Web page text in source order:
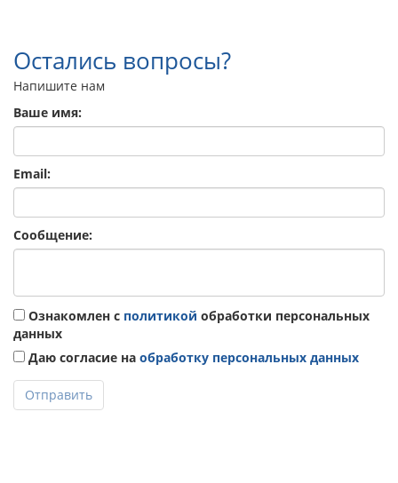
Остались вопросы?
Напишите нам
Ваше имя:
Email:
Сообщение:
Ознакомлен с политикой обработки персональных
данных
Даю согласие на обработку персональных данных
Отправить